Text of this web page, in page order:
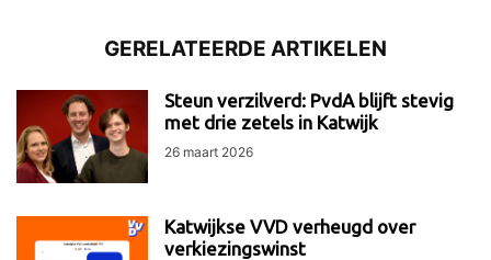
GERELATEERDE ARTIKELEN
Steun verzilverd: PvdA blijft stevig
met drie zetels in Katwijk
26 maart 2026
Katwijkse VVD verheugd over
verkiezingswinst